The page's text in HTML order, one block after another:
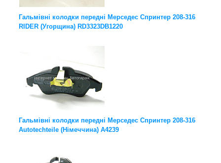
Гальмівні колодки передні Мерседес Спринтер 208-316
RIDER (Угорщина) RD3323DB1220
Гальмівні колодки передні Мерседес Спринтер 208-316
Autotechteile (Німеччина) A4239